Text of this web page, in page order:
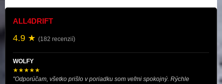
ALL4DRIFT
4.9 ★ (182 recenzií)
WOLFY
★★★★★
"Odporúčam, všetko prišlo v poriadku som veľmi spokojný. Rýchle